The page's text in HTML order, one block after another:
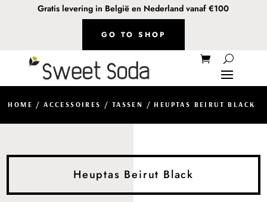
Gratis levering in België en Nederland vanaf €100
GO TO SHOP
HOME /ACCESSOIRES / TASSEN / HEUPTAS BEIRUT BLACK
Heuptas Beirut Black